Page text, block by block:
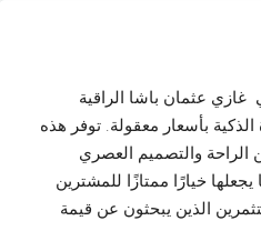
عثمان باشا الراقية
بأسعار معقولة. توفر هذه
الراحة والتصميم العصري
يجعلها خيارًا ممتازًا للمشترين
الذين يبحثون عن قيمة